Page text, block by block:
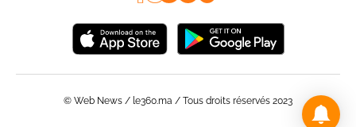
© Web News / le360.ma / Tous droits réservés 2023